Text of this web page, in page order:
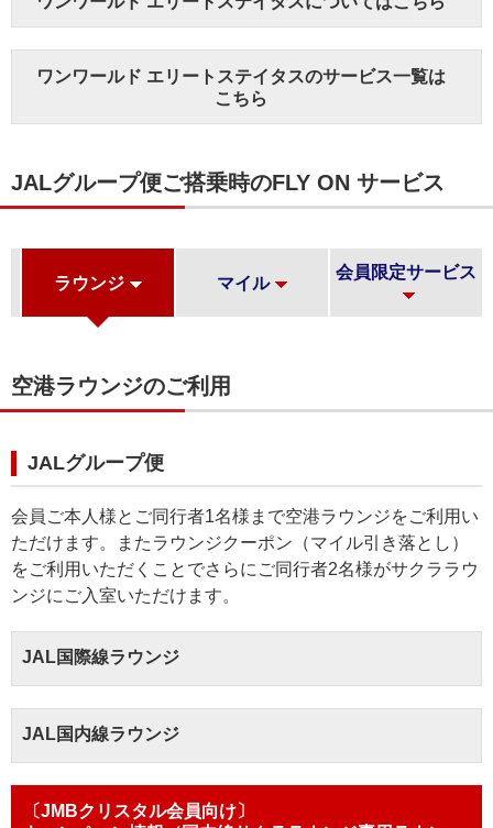
ワンワールド エリートステイタスのサービス一覧は
こちら
JALグループ便ご搭乗時のFLY ON サービス
ラウンジ マイル
会員限定サービス
空港ラウンジのご利用
JALグループ便
会員ご本人様とご同行者1名様まで空港ラウンジをご利用い
ただけます。またラウンジクーポン（マイル引き落とし）
をご利用いただくことでさらにご同行者2名様がサクララウ
ンジにご入室いただけます。
JAL国際線ラウンジ
JAL国内線ラウンジ
〔JMBクリスタル会員向け〕